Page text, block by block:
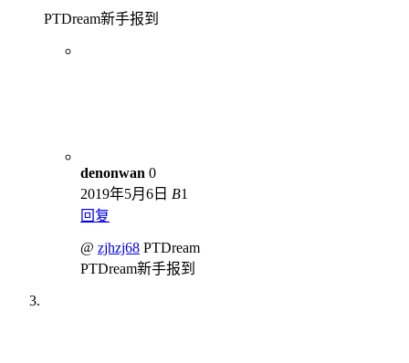
PTDream新手报到
denonwan 0
2019年5月6日 B1
回复
@ zjhzj68 PTDream
PTDream新手报到